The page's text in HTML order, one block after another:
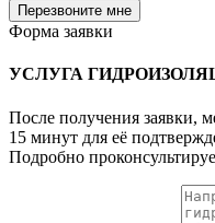
Перезвоните мне
Форма заявки
УСЛУГА
После получения заявки,
15 минут для её
Подробно